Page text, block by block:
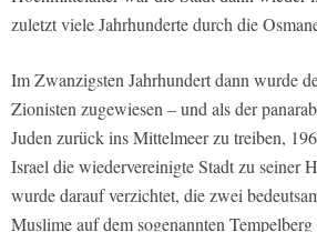
zuletzt viele Jahrhunderte durch die
Im Zwanzigsten Jahrhundert dann wurde
Zionisten zugewiesen – und als der
Juden zurück ins Mittelmeer zu treiben,
Israel die wiedervereinigte Stadt zu seiner
wurde darauf verzichtet, die zwei
Muslime auf dem sogenannten